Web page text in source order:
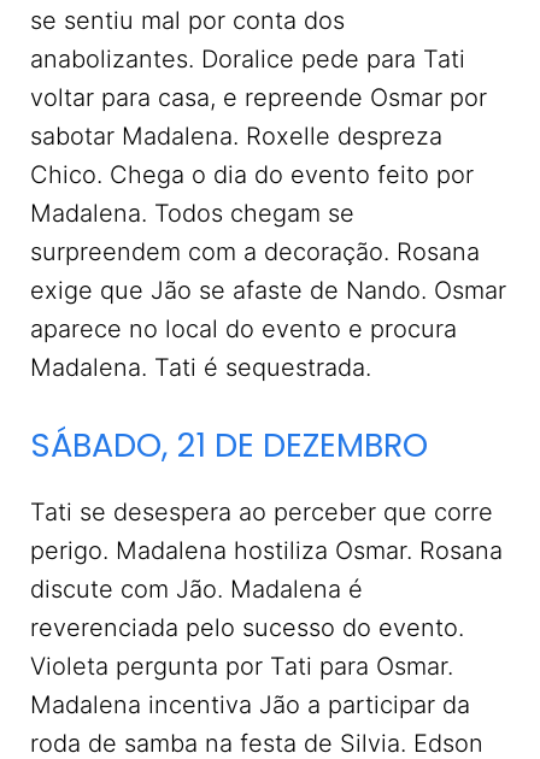
se sentiu mal por conta dos
anabolizantes. Doralice pede para Tati
voltar para casa, e repreende Osmar por
sabotar Madalena. Roxelle despreza
Chico. Chega o dia do evento feito por
Madalena. Todos chegam se
surpreendem com a decoração. Rosana
exige que Jão se afaste de Nando. Osmar
aparece no local do evento e procura
Madalena. Tati é sequestrada.
SÁBADO, 21 DE DEZEMBRO
Tati se desespera ao perceber que corre
perigo. Madalena hostiliza Osmar. Rosana
discute com Jão. Madalena é
reverenciada pelo sucesso do evento.
Violeta pergunta por Tati para Osmar.
Madalena incentiva Jão a participar da
roda de samba na festa de Silvia. Edson